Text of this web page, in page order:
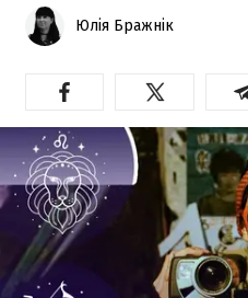
Юлія Бражнік